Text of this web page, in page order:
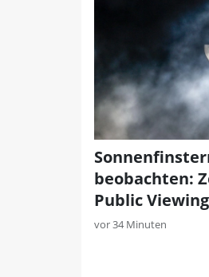
beobachten:
Public Viewing
vor 34 Minuten